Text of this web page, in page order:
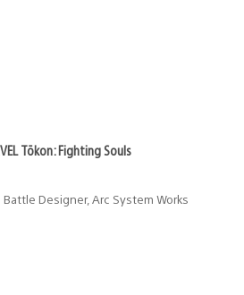
Tōkon: Fighting Souls
Battle Designer, Arc System Works